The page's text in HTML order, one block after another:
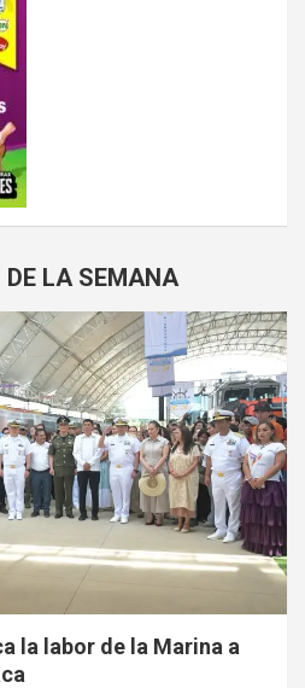
LA SEMANA
la labor de la Marina a